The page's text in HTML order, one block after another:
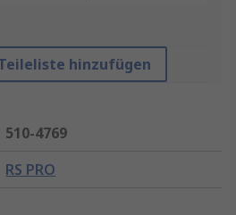
hinzufügen
510-4769
RS PRO